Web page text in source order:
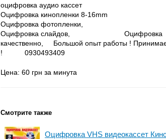
оцифровка аудио кассет
Оцифровка кинопленки 8-16mm
Оцифровка фотопленки,
Оцифровка слайдов, Оцифровка PAL
качественно, Большой опыт работы !
! 0930493409
Цена: 60 грн за минута
Смотрите также
Оцифровка VHS видеокассет